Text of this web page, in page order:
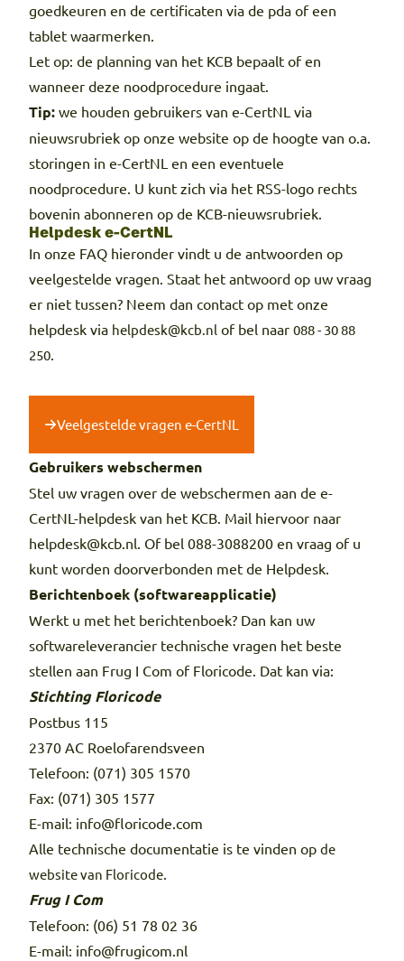
goedkeuren en de certificaten via de pda of een
tablet waarmerken.
Let op: de planning van het KCB bepaalt of en
wanneer deze noodprocedure ingaat.
Tip: we houden gebruikers van e-CertNL via
nieuwsrubriek op onze website op de hoogte van o.a.
storingen in e-CertNL en een eventuele
noodprocedure. U kunt zich via het RSS-logo rechts
bovenin abonneren op de KCB-nieuwsrubriek.
Helpdesk e-CertNL
In onze FAQ hieronder vindt u de antwoorden op
veelgestelde vragen. Staat het antwoord op uw vraag
er niet tussen? Neem dan contact op met onze
helpdesk via helpdesk@kcb.nl of bel naar 088 - 30 88
250.
Veelgestelde vragen e-CertNL
Gebruikers webschermen
Stel uw vragen over de webschermen aan de e-
CertNL-helpdesk van het KCB. Mail hiervoor naar
helpdesk@kcb.nl. Of bel 088-3088200 en vraag of u
kunt worden doorverbonden met de Helpdesk.
Berichtenboek (softwareapplicatie)
Werkt u met het berichtenboek? Dan kan uw
softwareleverancier technische vragen het beste
stellen aan Frug I Com of Floricode. Dat kan via:
Stichting Floricode
Postbus 115
2370 AC Roelofarendsveen
Telefoon: (071) 305 1570
Fax: (071) 305 1577
E-mail: info@floricode.com
Alle technische documentatie is te vinden op de
website van Floricode.
Frug I Com
Telefoon: (06) 51 78 02 36
E-mail: info@frugicom.nl